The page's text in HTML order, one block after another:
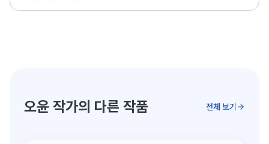
오윤 작가의 다른 작품 전체 보기